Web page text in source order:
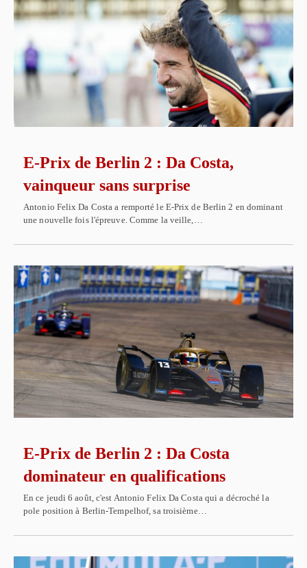
E-Prix de Berlin 2 : Da Costa,
vainqueur sans surprise
Antonio Felix Da Costa a remporté le E-Prix de Berlin 2 en dominant
une nouvelle fois l'épreuve. Comme la veille,…
E-Prix de Berlin 2 : Da Costa
dominateur en qualifications
En ce jeudi 6 août, c'est Antonio Felix Da Costa qui a décroché la
pole position à Berlin-Tempelhof, sa troisième…